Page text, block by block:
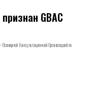
GBAC
Консультационной Организацией по